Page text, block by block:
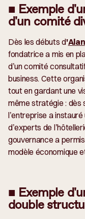
■ Exemple
d'un comité
Dès les débuts d'Alan
fondatrice a mis en
d’un comité
business. Cette
tout en gardant une
même stratégie :dès
l’entreprise a
d’experts de
gouvernance a
modèle économique
■ Exemple
double